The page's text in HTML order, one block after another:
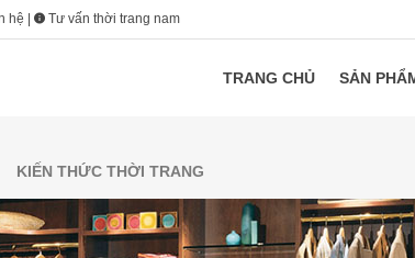
hệ Tư vấn thời trang nam
TRANG CHỦ SẢN
KIẾN THỨC THỜI TRANG